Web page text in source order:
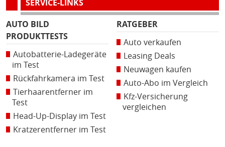
SERVICE-LINKS
AUTO BILD
PRODUKTTESTS
Autobatterie-Ladegeräte
im Test
Rückfahrkamera im Test
Tierhaarentferner im
Test
Head-Up-Display im Test
Kratzerentferner im Test
RATGEBER
Auto verkaufen
Leasing Deals
Neuwagen kaufen
Auto-Abo im Vergleich
Kfz-Versicherung
vergleichen